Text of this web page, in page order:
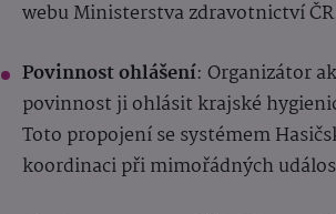
webu Ministerstva zdravotnictví
Povinnost ohlášení: Organizátor
povinnost ji ohlásit krajské
Toto propojení se systémem
koordinaci při mimořádných